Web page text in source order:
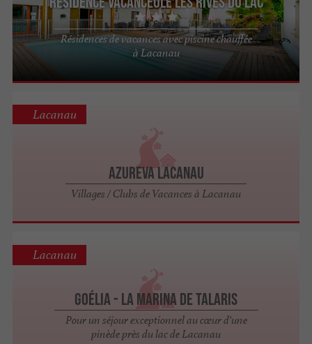
Résidences de vacances avec piscine chauffée
à Lacanau
Azureva Lacanau
Villages / Clubs de Vacances à Lacanau
Lacanau
Goélia - La Marina de Talaris
Pour un séjour exceptionnel au cœur d’une
pinède près du lac de Lacanau
Lacanau